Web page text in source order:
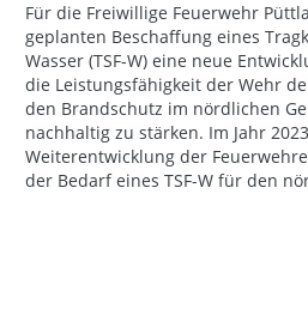
Für die Freiwillige Feuerwehr
geplanten Beschaffung eines
Wasser (TSF-W) eine neue
die Leistungsfähigkeit der Wehr
den Brandschutz im nördlichen
nachhaltig zu stärken. Im Jahr
Weiterentwicklung der
der Bedarf eines TSF-W für den